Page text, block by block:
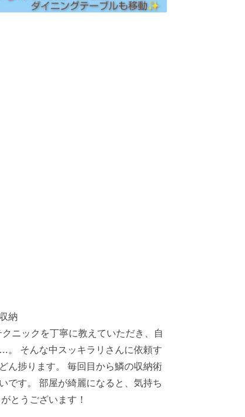
納
ニックを丁寧に教えていただき、自
。 そんな中スッキラリさんに依頼す
ん捗ります。 毎回目から鱗の収納術
です。 部屋が綺麗になると、気持ち
とうございます！